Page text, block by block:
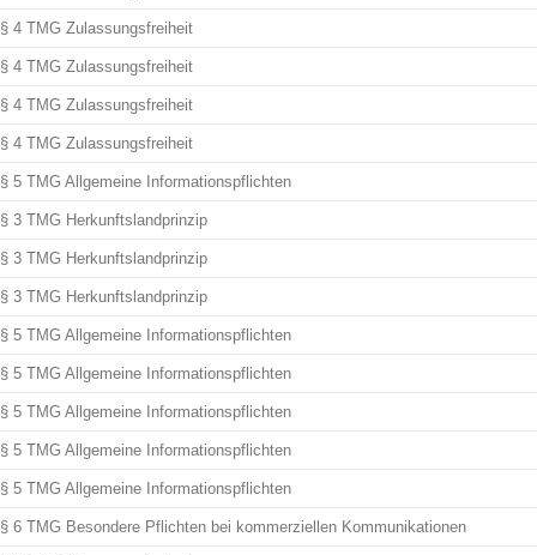
§ 4 TMG Zulassungsfreiheit
§ 4 TMG Zulassungsfreiheit
§ 4 TMG Zulassungsfreiheit
§ 4 TMG Zulassungsfreiheit
§ 5 TMG Allgemeine Informationspflichten
§ 3 TMG Herkunftslandprinzip
§ 3 TMG Herkunftslandprinzip
§ 3 TMG Herkunftslandprinzip
§ 5 TMG Allgemeine Informationspflichten
§ 5 TMG Allgemeine Informationspflichten
§ 5 TMG Allgemeine Informationspflichten
§ 5 TMG Allgemeine Informationspflichten
§ 5 TMG Allgemeine Informationspflichten
§ 6 TMG Besondere Pflichten bei kommerziellen Kommunikationen